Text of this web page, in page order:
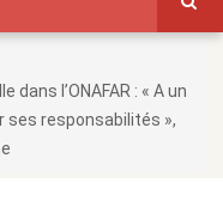
l’ONAFAR : « A un
responsabilités »,